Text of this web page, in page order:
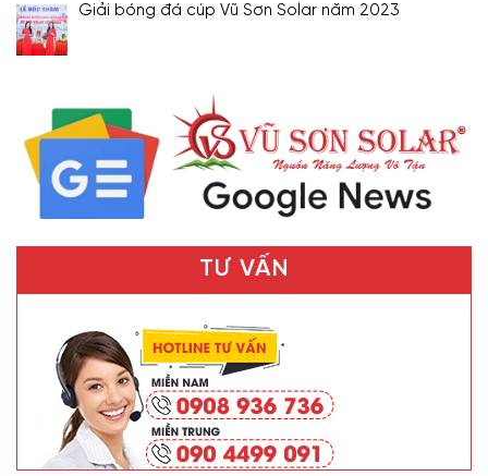
Giải bóng đá cúp Vũ Sơn Solar năm 2023
TƯ VẤN